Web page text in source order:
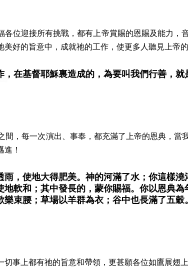
各位迎接所有挑戰，都有上帝賞賜的恩賜及能力，
美好的旨意中，成就祂的工作，使更多人聽見上帝的
，在基督耶穌裏造成的，為要叫我們行善，就
間，每一次演出、事奉，都充滿了上帝的恩典，當
進！
雨，使地大得肥美。神的河滿了水；你這樣
地軟和；其中發長的，蒙你賜福。你以恩典
樂束腰；草場以羊群為衣；谷中也長滿了五穀
切事上都有祂的旨意和帶領，更甚願各位如鷹展翅上